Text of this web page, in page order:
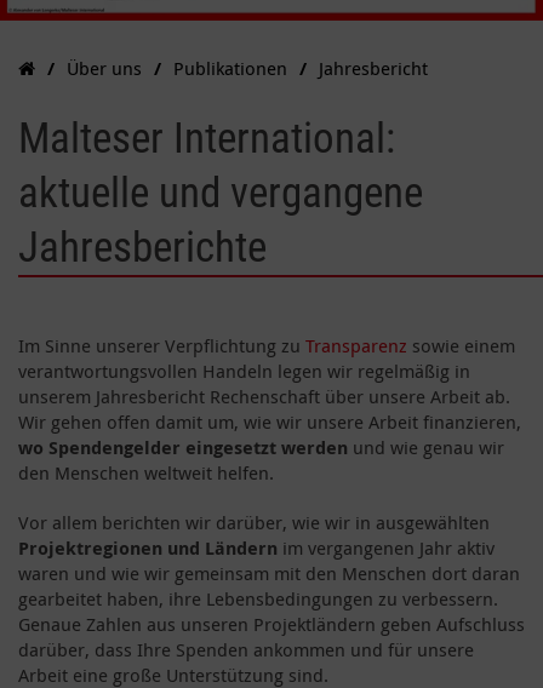
Über uns Publikationen Jahresbericht
Malteser International:
aktuelle und vergangene
Jahresberichte
Im Sinne unserer Verpflichtung zu Transparenz sowie einem
verantwortungsvollen Handeln legen wir regelmäßig in
unserem Jahresbericht Rechenschaft über unsere Arbeit ab.
Wir gehen offen damit um, wie wir unsere Arbeit finanzieren,
wo Spendengelder eingesetzt werden und wie genau wir
den Menschen weltweit helfen.
Vor allem berichten wir darüber, wie wir in ausgewählten
Projektregionen und Ländern im vergangenen Jahr aktiv
waren und wie wir gemeinsam mit den Menschen dort daran
gearbeitet haben, ihre Lebensbedingungen zu verbessern.
Genaue Zahlen aus unseren Projektländern geben Aufschluss
darüber, dass Ihre Spenden ankommen und für unsere
Arbeit eine große Unterstützung sind.